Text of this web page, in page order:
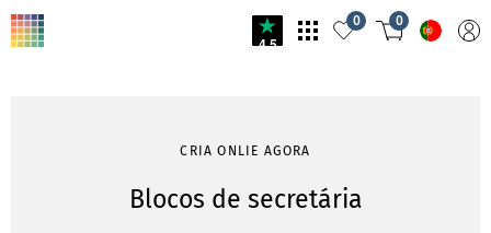
4.5
0 0
CRIA ONLIE AGORA
Blocos de secretária